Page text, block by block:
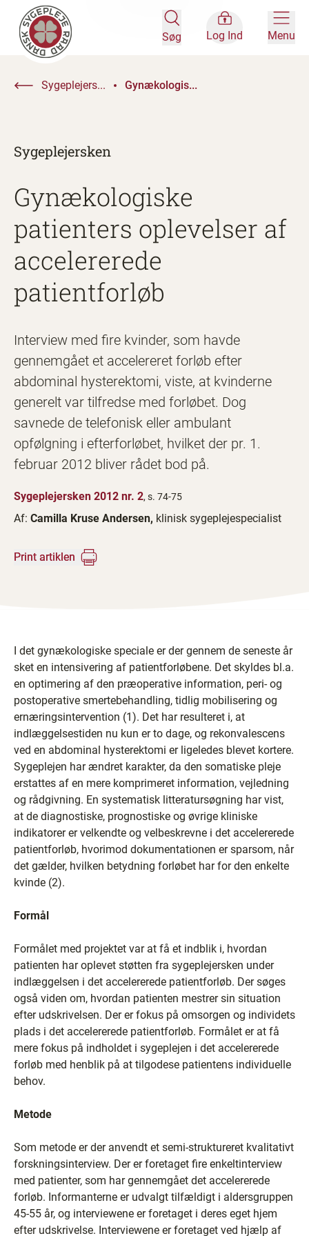
Søg Log Ind Menu
Sygeplejers... Gynækologis...
Sygeplejersken
Gynækologiske
patienters oplevelser af
accelererede
patientforløb
Interview med fire kvinder, som havde
gennemgået et accelereret forløb efter
abdominal hysterektomi, viste, at kvinderne
generelt var tilfredse med forløbet. Dog
savnede de telefonisk eller ambulant
opfølgning i efterforløbet, hvilket der pr. 1.
februar 2012 bliver rådet bod på.
Sygeplejersken 2012 nr. 2, s. 74-75
Af: Camilla Kruse Andersen, klinisk sygeplejespecialist
Print artiklen
I det gynækologiske speciale er der gennem de seneste år
sket en intensivering af patientforløbene. Det skyldes bl.a.
en optimering af den præoperative information, peri- og
postoperative smertebehandling, tidlig mobilisering og
ernæringsintervention (1). Det har resulteret i, at
indlæggelsestiden nu kun er to dage, og rekonvalescens
ved en abdominal hysterektomi er ligeledes blevet kortere.
Sygeplejen har ændret karakter, da den somatiske pleje
erstattes af en mere komprimeret information, vejledning
og rådgivning. En systematisk litteratursøgning har vist,
at de diagnostiske, prognostiske og øvrige kliniske
indikatorer er velkendte og velbeskrevne i det accelererede
patientforløb, hvorimod dokumentationen er sparsom, når
det gælder, hvilken betydning forløbet har for den enkelte
kvinde (2).
Formål
Formålet med projektet var at få et indblik i, hvordan
patienten har oplevet støtten fra sygeplejersken under
indlæggelsen i det accelererede patientforløb. Der søges
også viden om, hvordan patienten mestrer sin situation
efter udskrivelsen. Der er fokus på omsorgen og individets
plads i det accelererede patientforløb. Formålet er at få
mere fokus på indholdet i sygeplejen i det accelererede
forløb med henblik på at tilgodese patientens individuelle
behov.
Metode
Som metode er der anvendt et semi-struktureret kvalitativt
forskningsinterview. Der er foretaget fire enkeltinterview
med patienter, som har gennemgået det accelererede
forløb. Informanterne er udvalgt tilfældigt i aldersgruppen
45-55 år, og interviewene er foretaget i deres eget hjem
efter udskrivelse. Interviewene er foretaget ved hjælp af